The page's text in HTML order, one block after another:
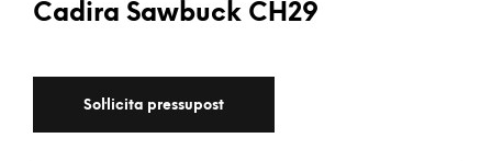
Cadira Sawbuck CH29